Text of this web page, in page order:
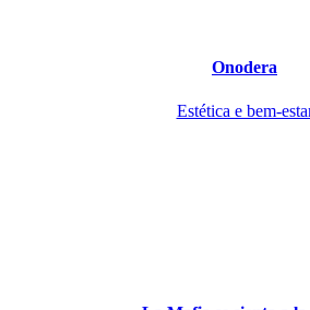
Onodera
Estética e bem-